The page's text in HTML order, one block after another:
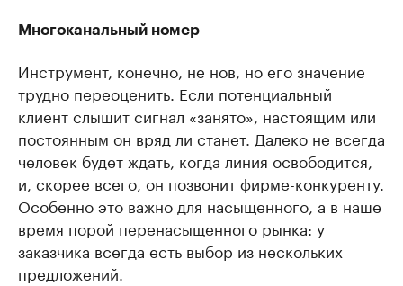
Многоканальный номер
Инструмент, конечно, не нов, но его значение
трудно переоценить. Если потенциальный
клиент слышит сигнал «занято», настоящим или
постоянным он вряд ли станет. Далеко не всегда
человек будет ждать, когда линия освободится,
и, скорее всего, он позвонит фирме-конкуренту.
Особенно это важно для насыщенного, а в наше
время порой перенасыщенного рынка: у
заказчика всегда есть выбор из нескольких
предложений.